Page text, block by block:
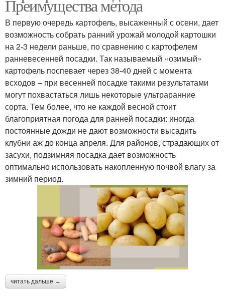
Преимущества метода
В первую очередь картофель, высаженный с осени, дает
возможность собрать ранний урожай молодой картошки
на 2-3 недели раньше, по сравнению с картофелем
ранневесенней посадки. Так называемый «озимый»
картофель поспевает через 38-40 дней с момента
всходов – при весенней посадке такими результатами
могут похвастаться лишь некоторые ультраранние
сорта. Тем более, что не каждой весной стоит
благоприятная погода для ранней посадки: иногда
постоянные дожди не дают возможности высадить
клубни аж до конца апреля. Для районов, страдающих от
засухи, подзимняя посадка дает возможность
оптимально использовать накопленную почвой влагу за
зимний период.
читать дальше →